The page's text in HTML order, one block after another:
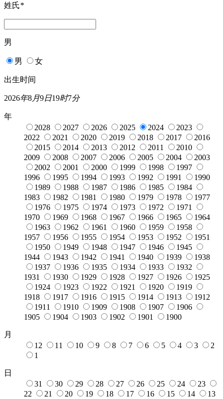
姓氏*
男
男 女
出生时间
2026年8月9日19时7分
年
2028
2027 2026 2025 2024
2023
2022
2021 2020 2019 2018 2017
2016
2015
2014 2013 2012 2011
2010
2009
2008 2007 2006 2005 2004
2003
2002
2001 2000 1999 1998
1997
1996
1995 1994 1993 1992 1991
1990
1989
1988 1987 1986 1985
1984
1983
1982 1981 1980 1979 1978
1977
1976
1975 1974 1973 1972
1971
1970
1969 1968 1967 1966 1965
1964
1963
1962 1961 1960 1959
1958
1957
1956 1955 1954 1953 1952
1951
1950
1949 1948 1947 1946
1945
1944
1943 1942 1941 1940 1939
1938
1937
1936 1935 1934 1933
1932
1931
1930 1929 1928 1927 1926
1925
1924
1923 1922 1921 1920
1919
1918
1917 1916 1915 1914 1913
1912
1911
1910 1909 1908 1907
1906
1905
1904 1903 1902 1901 1900
月
12
11 10 9 8 7 6 5 4 3
2
1
日
31
30 29 28 27 26 25 24
23
22
21 20 19 18 17 16 15 14
13